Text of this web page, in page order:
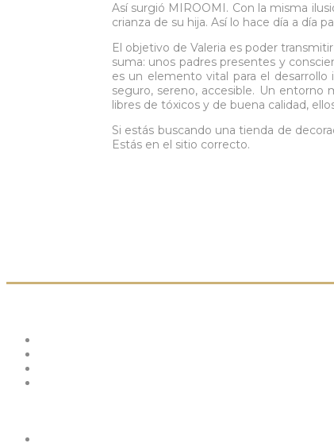
Así surgió MIROOMI. Con la misma
crianza de su hija. Así lo hace día a día
El objetivo de Valeria es poder
suma: unos padres presentes y
es un elemento vital para el
seguro, sereno, accesible. Un entorno
libres de tóxicos y de buena calidad,
Si estás buscando una tienda de
Estás en el sitio correcto.